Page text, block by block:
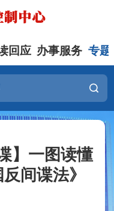
回应 办事服务 专题
】一图读懂
间谍法》